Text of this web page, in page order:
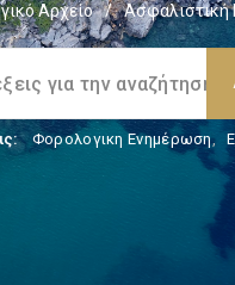
Αρχείο / Ασφαλιστική
Φορολογικη Ενημέρωση,